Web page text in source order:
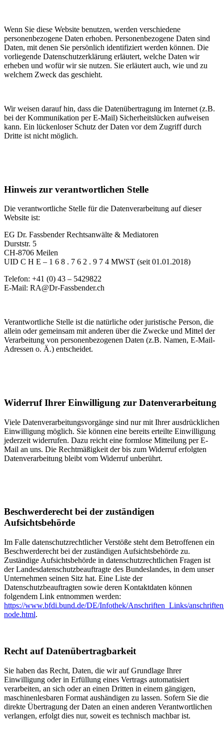
Wenn Sie diese Website benutzen, werden verschiedene
personenbezogene Daten erhoben. Personenbezogene Daten sind
Daten, mit denen Sie persönlich identifiziert werden können. Die
vorliegende Datenschutzerklärung erläutert, welche Daten wir
erheben und wofür wir sie nutzen. Sie erläutert auch, wie und zu
welchem Zweck das geschieht.
Wir weisen darauf hin, dass die Datenübertragung im Internet (z.B.
bei der Kommunikation per E-Mail) Sicherheitslücken aufweisen
kann. Ein lückenloser Schutz der Daten vor dem Zugriff durch
Dritte ist nicht möglich.
Hinweis zur verantwortlichen Stelle
Die verantwortliche Stelle für die Datenverarbeitung auf dieser
Website ist:
EG Dr. Fassbender Rechtsanwälte & Mediatoren
Durststr. 5
CH-8706 Meilen
UID C H E – 1 6 8 . 7 6 2 . 9 7 4 MWST (seit 01.01.2018)
Telefon: +41 (0) 43 – 5429822
E-Mail: RA@Dr-Fassbender.ch
Verantwortliche Stelle ist die natürliche oder juristische Person, die
allein oder gemeinsam mit anderen über die Zwecke und Mittel der
Verarbeitung von personenbezogenen Daten (z.B. Namen, E-Mail-
Adressen o. Ä.) entscheidet.
Widerruf Ihrer Einwilligung zur Datenverarbeitung
Viele Datenverarbeitungsvorgänge sind nur mit Ihrer ausdrücklichen
Einwilligung möglich. Sie können eine bereits erteilte Einwilligung
jederzeit widerrufen. Dazu reicht eine formlose Mitteilung per E-
Mail an uns. Die Rechtmäßigkeit der bis zum Widerruf erfolgten
Datenverarbeitung bleibt vom Widerruf unberührt.
Beschwerderecht bei der zuständigen
Aufsichtsbehörde
Im Falle datenschutzrechtlicher Verstöße steht dem Betroffenen ein
Beschwerderecht bei der zuständigen Aufsichtsbehörde zu.
Zuständige Aufsichtsbehörde in datenschutzrechtlichen Fragen ist
der Landesdatenschutzbeauftragte des Bundeslandes, in dem unser
Unternehmen seinen Sitz hat. Eine Liste der
Datenschutzbeauftragten sowie deren Kontaktdaten können
folgendem Link entnommen werden:
https://www.bfdi.bund.de/DE/Infothek/Anschriften_Links/
node.html.
Recht auf Datenübertragbarkeit
Sie haben das Recht, Daten, die wir auf Grundlage Ihrer
Einwilligung oder in Erfüllung eines Vertrags automatisiert
verarbeiten, an sich oder an einen Dritten in einem gängigen,
maschinenlesbaren Format aushändigen zu lassen. Sofern Sie die
direkte Übertragung der Daten an einen anderen Verantwortlichen
verlangen, erfolgt dies nur, soweit es technisch machbar ist.